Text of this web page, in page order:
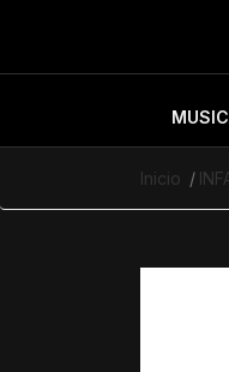
Inicio